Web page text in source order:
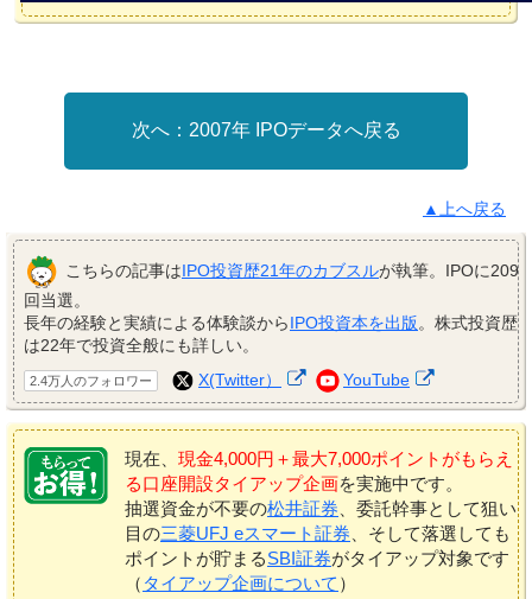
2007年 IPOデータへ戻る
▲上へ戻る
こちらの記事はIPO投資歴21年のカブスルが執筆。IPOに209
回当選。
長年の経験と実績による体験談からIPO投資本を出版。株式投資歴
は22年で投資全般にも詳しい。
2.4万人のフォロワー X(Twitter） YouTube
現在、 現金4,000円＋最大7,000ポイントがもらえ
る口座開設タイアップ企画を実施中です。
抽選資金が不要の松井証券 、委託幹事として狙い
目の三菱UFJ eスマート証券 、そして落選しても
ポイントが貯まるSBI証券がタイアップ対象です
（ タイアップ企画について ）